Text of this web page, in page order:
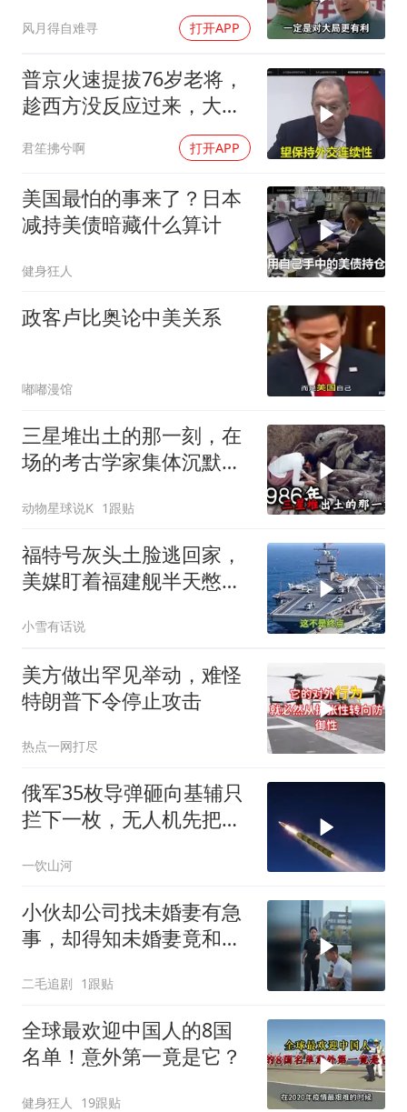
风月得自难寻 打开APP
普京火速提拔76岁老将，
趁西方没反应过来，大鹅
君笙拂兮啊 打开APP
美国最怕的事来了？日本
减持美债暗藏什么算计
健身狂人
政客卢比奥论中美关系
嘟嘟漫馆
三星堆出土的那一刻，在
场的考古学家集体沉默
动物星球说K 1跟贴
福特号灰头土脸逃回家，
美媒盯着福建舰半天憋出
小雪有话说
美方做出罕见举动，难怪
特朗普下令停止攻击
热点一网打尽
俄军35枚导弹砸向基辅只
拦下一枚，无人机先把爱
秋天反攻成了笑话
一饮山河
小伙却公司找未婚妻有急
事，却得知未婚妻竟和别
二毛追剧 1跟贴
全球最欢迎中国人的8国
名单！意外第一竟是它？
健身狂人 19跟贴